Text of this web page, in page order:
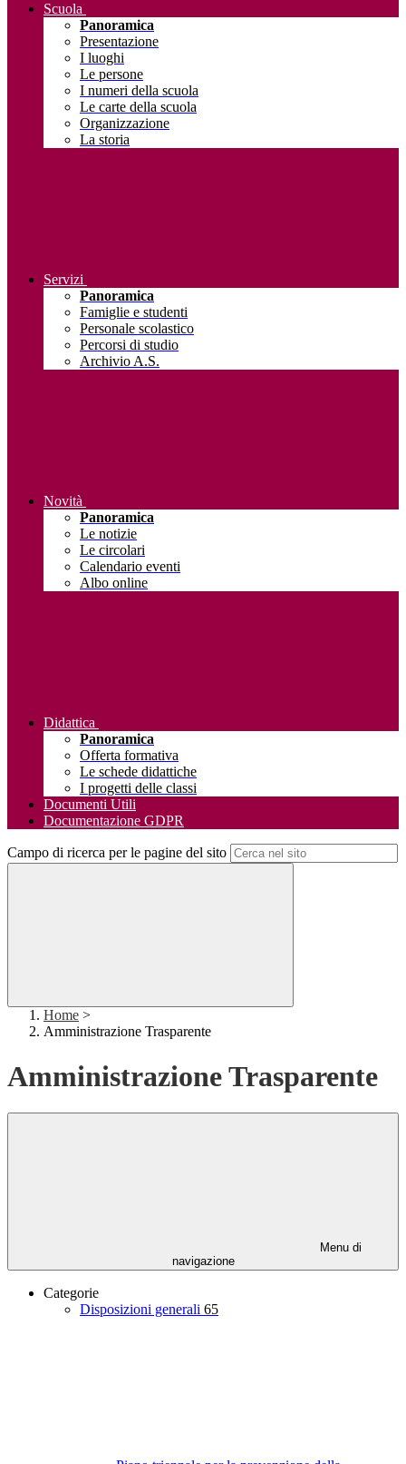
Scuola
Panoramica
Presentazione
I luoghi
Le persone
I numeri della scuola
Le carte della scuola
Organizzazione
La storia
Servizi
Panoramica
Famiglie e studenti
Personale scolastico
Percorsi di studio
Archivio A.S.
Novità
Panoramica
Le notizie
Le circolari
Calendario eventi
Albo online
Didattica
Panoramica
Offerta formativa
Le schede didattiche
I progetti delle classi
Documenti Utili
Documentazione GDPR
Campo di ricerca per le pagine del sito
Home >
Amministrazione Trasparente
Amministrazione Trasparente
Menu di
navigazione
Categorie
Disposizioni generali 65